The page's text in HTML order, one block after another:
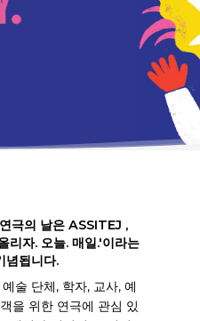
극의 날은 ASSITEJ ,
리자. 오늘. 매일.'이라는
념됩니다.
술 단체, 학자, 교사, 예
을 위한 연극에 관심 있